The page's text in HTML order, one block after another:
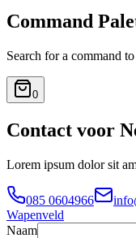
Command
Search for a command
0
Contact voor
Lorem ipsum dolor sit
085 0604966
Wapenveld
Naam